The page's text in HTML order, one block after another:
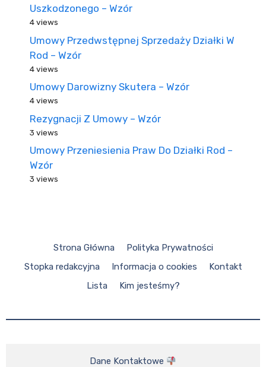
Uszkodzonego – Wzór
4 views
Umowy Przedwstępnej Sprzedaży Działki W
Rod – Wzór
4 views
Umowy Darowizny Skutera – Wzór
4 views
Rezygnacji Z Umowy – Wzór
3 views
Umowy Przeniesienia Praw Do Działki Rod –
Wzór
3 views
Strona Główna
Polityka Prywatności
Stopka redakcyjna
Informacja o cookies
Kontakt
Lista
Kim jesteśmy?
Dane Kontaktowe